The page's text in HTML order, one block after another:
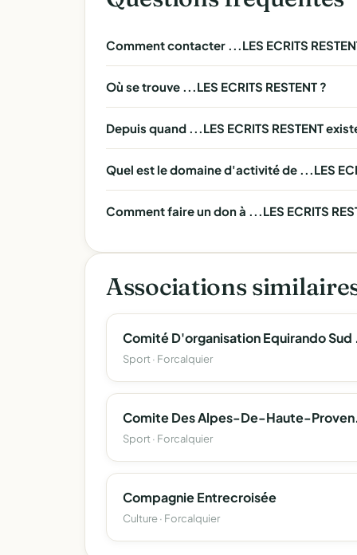
Comment contacter ...LES ECRITS
Où se trouve ...LES ECRITS RESTENT ?
Depuis quand ...LES ECRITS RESTENT
Quel est le domaine d'activité de ...LES
Comment faire un don à ...LES ECRITS
Associations
Sport · Forcalquier
Comite
Sport · Forcalquier
Compagnie Entrecroisée
Culture · Forcalquier